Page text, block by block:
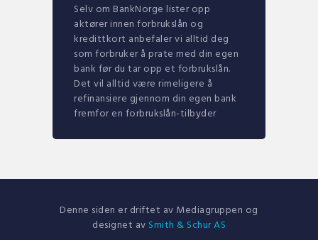
Selv om BankNorge lister opp
aktører innen forbrukslån og
kredittkort anbefaler vi alltid deg
som forbruker å prate med din egen
bank før du tar opp et forbrukslån.
Det vil alltid være rimeligere å
refinansiere gjennom din egen bank
fremfor en forbrukslån-tilbyder
Denne siden er driftet av Mediagruppen og
designet av Smith & Schur AS